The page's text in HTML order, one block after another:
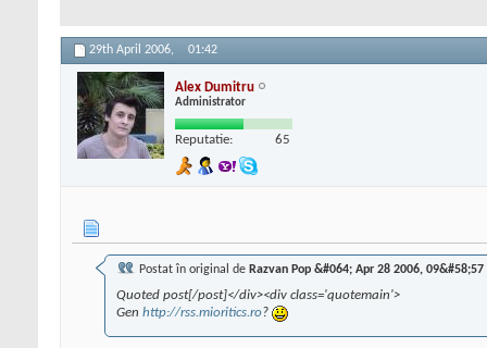
29th April 2006, 01:42
Alex Dumitru
Administrator
Reputatie: 65
Postat în original de Razvan Pop &#064; Apr 28 2006,
Quoted post[/post]</div><div class='quotemain'>
Gen http://rss.mioritics.ro?